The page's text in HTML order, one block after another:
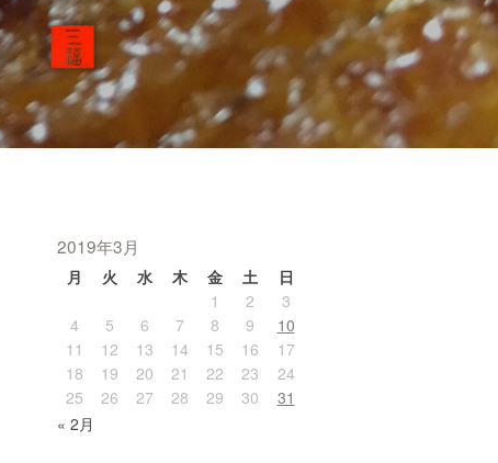
2019年3月
月 火 水 木 金 土
日
1
2
3
4
5 6 7 8 9
10
11
12 13 14 15 16
17
18
19 20 21 22 23
24
25
26 27 28 29 30
31
« 2月